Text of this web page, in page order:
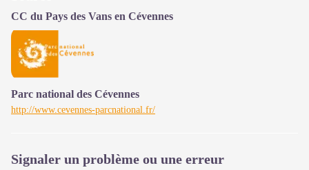
CC du Pays des Vans en Cévennes
Parc national des Cévennes
http://www.cevennes-parcnational.fr/
Signaler un problème ou une erreur